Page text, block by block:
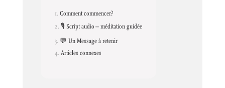
Comment commencer?
🎙️ Script audio – méditation guidée
💬 Un Message à retenir
Articles connexes